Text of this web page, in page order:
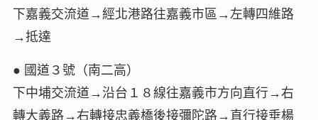
下嘉義交流道→經北港路往嘉義市區→左轉四維路
→抵達
● 國道３號（南二高）
下中埔交流道→沿台１８線往嘉義市方向直行→右
轉大義路→右轉接忠義橋後接彌陀路→直行接垂楊